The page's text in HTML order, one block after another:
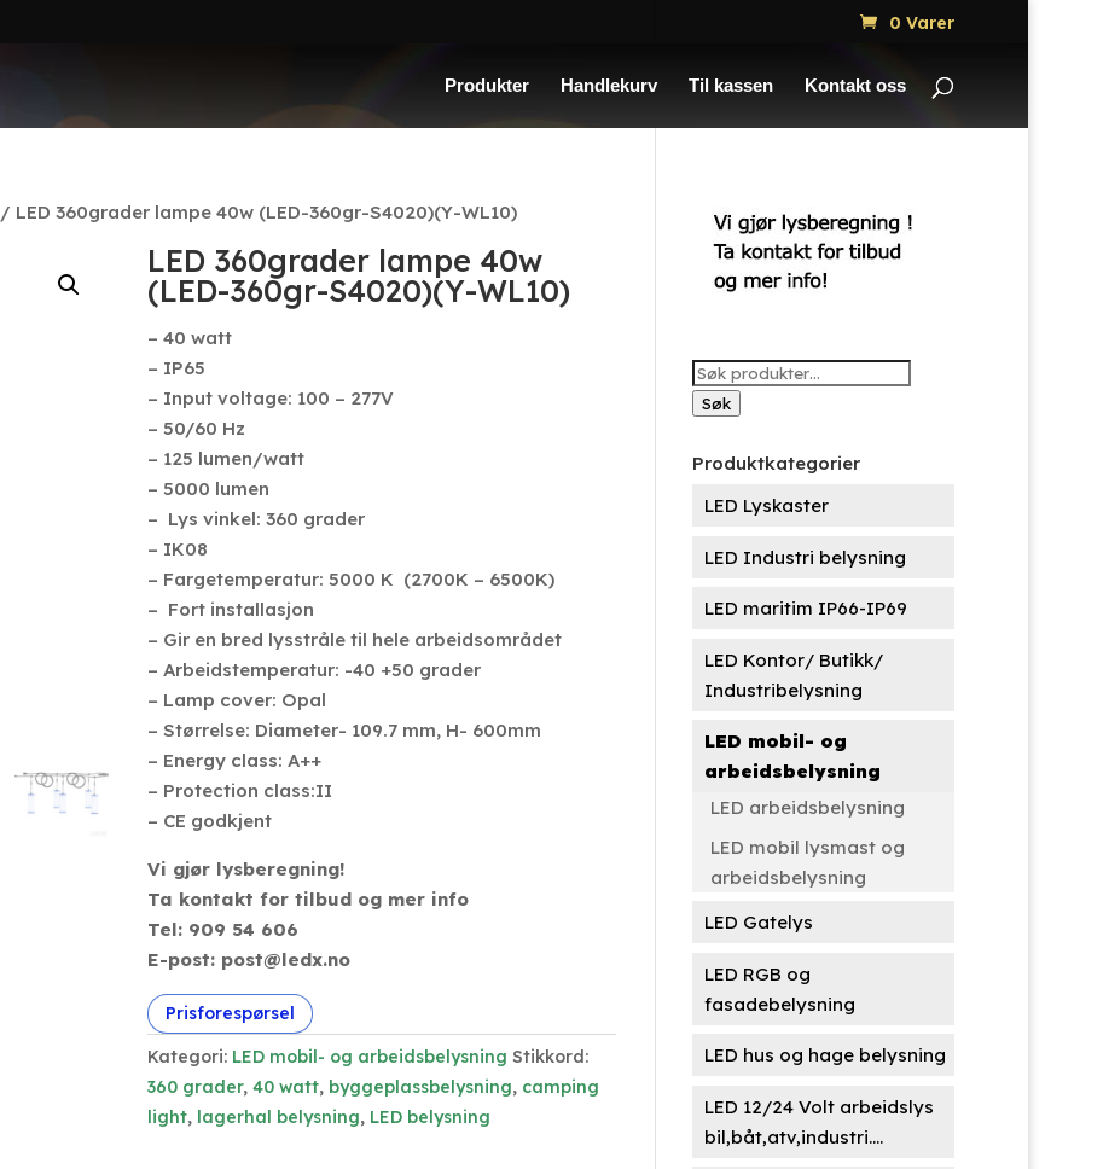
0 Varer
Produkter Handlekurv Til kassen Kontakt oss
/ LED 360grader lampe 40w (LED-360gr-S4020)(Y-WL10)
LED 360grader lampe 40w
(LED-360gr-S4020)(Y-WL10)
– 40 watt
– IP65
– Input voltage: 100 – 277V
– 50/60 Hz
– 125 lumen/watt
– 5000 lumen
– Lys vinkel: 360 grader
– IK08
– Fargetemperatur: 5000 K (2700K – 6500K)
– Fort installasjon
– Gir en bred lysstråle til hele arbeidsområdet
– Arbeidstemperatur: -40 +50 grader
– Lamp cover: Opal
– Størrelse: Diameter- 109.7 mm, H- 600mm
– Energy class: A++
– Protection class:II
– CE godkjent
Vi gjør lysberegning!
Ta kontakt for tilbud og mer info
Tel: 909 54 606
E-post: post@ledx.no
Prisforespørsel
Kategori: LED mobil- og arbeidsbelysning Stikkord:
360 grader,40 watt, byggeplassbelysning, camping
light, lagerhal belysning, LED belysning
Søk
etter:
Søk
Produktkategorier
LED Lyskaster
LED Industri belysning
LED maritim IP66-IP69
LED Kontor/ Butikk/
Industribelysning
LED mobil- og
arbeidsbelysning
LED arbeidsbelysning
LED mobil lysmast og
arbeidsbelysning
LED Gatelys
LED RGB og
fasadebelysning
LED hus og hage belysning
LED 12/24 Volt arbeidslys
bil,båt,atv,industri....